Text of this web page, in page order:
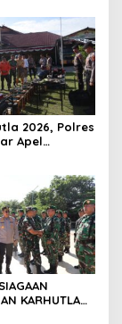
2026, Polres
Apel
KARHUTLA